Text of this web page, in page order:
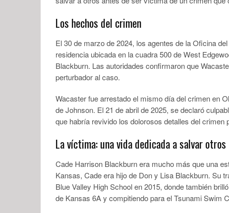
Los hechos del crimen
El 30 de marzo de 2024, los agentes de la Oficina
residencia ubicada en la cuadra 500 de West
Blackburn. Las autoridades confirmaron que
perturbador al caso.
Wacaster fue arrestado el mismo día del crimen en
de Johnson. El 21 de abril de 2025, se declaró
que habría revivido los dolorosos detalles del crimen
La víctima: una vida dedicada a salvar otros
Cade Harrison Blackburn era mucho más que una
Kansas, Cade era hijo de Don y Lisa Blackburn. Su
Blue Valley High School en 2015, donde también
de Kansas 6A y compitiendo para el Tsunami Swim